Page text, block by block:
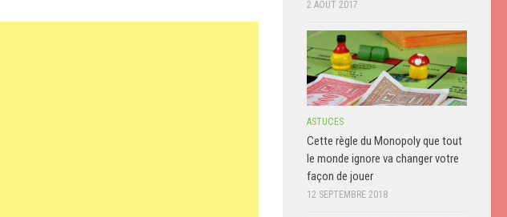
2 AOÛT 2017
ASTUCES
Cette règle du Monopoly que tout
le monde ignore va changer votre
façon de jouer
12 SEPTEMBRE 2018